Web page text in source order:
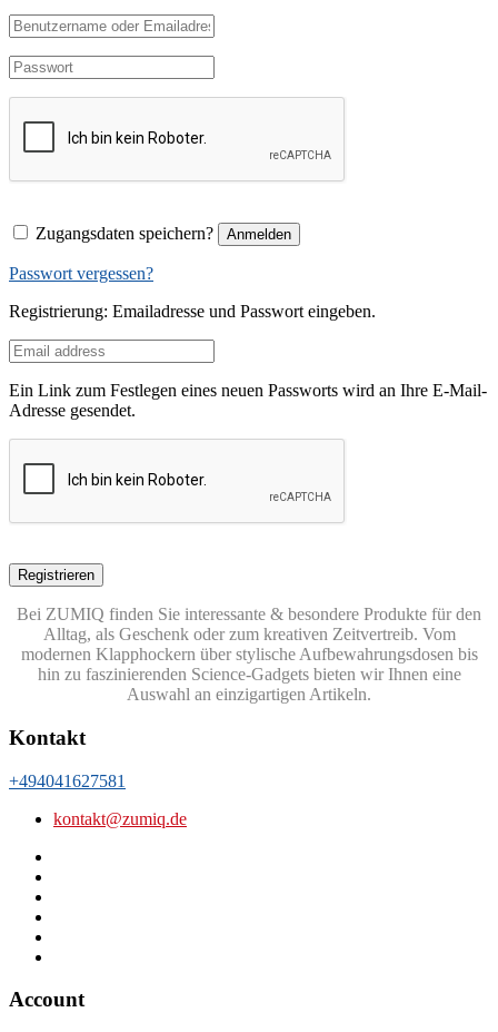
Zugangsdaten speichern? Anmelden
Passwort vergessen?
Registrierung: Emailadresse und Passwort eingeben.
Ein Link zum Festlegen eines neuen Passworts wird an Ihre E-Mail-
Adresse gesendet.
Registrieren
Bei ZUMIQ finden Sie interessante & besondere Produkte für den
Alltag, als Geschenk oder zum kreativen Zeitvertreib. Vom
modernen Klapphockern über stylische Aufbewahrungsdosen bis
hin zu faszinierenden Science-Gadgets bieten wir Ihnen eine
Auswahl an einzigartigen Artikeln.
Kontakt
+494041627581
kontakt@zumiq.de
Account